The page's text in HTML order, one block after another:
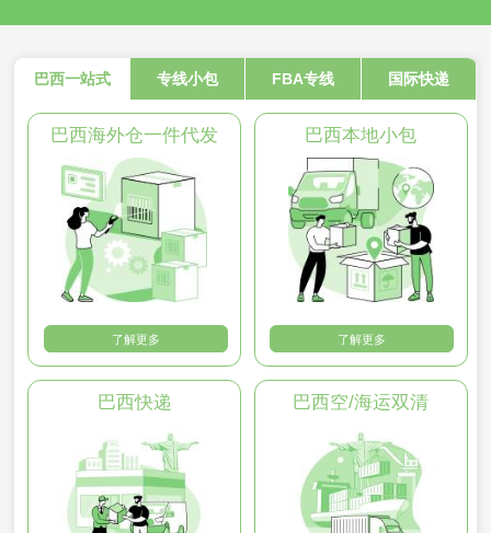
巴西一站式 专线小包 FBA专线 国际快递
巴西海外仓一件代发
了解更多
巴西本地小包
了解更多
巴西快递 巴西空/海运双清